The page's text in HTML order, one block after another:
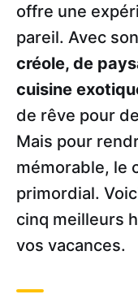
offre une
pareil. Avec son
créole, de
cuisine
de rêve pour
Mais pour
mémorable, le
primordial.
cinq meilleurs
vos vacances.